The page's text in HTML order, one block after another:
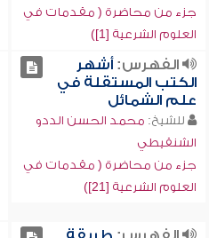
جزء من محاضرة ( مقدمات في
العلوم الشرعية [1])
الفهرس:أشهر
الكتب المستقلة في
علم الشمائل
للشيخ: محمد الحسن الددو
الشنقيطي
جزء من محاضرة ( مقدمات في
العلوم الشرعية [21])